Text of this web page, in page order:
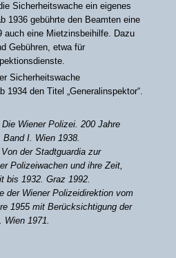
Sicherheitswache ein eigenes
1936 gebührte den Beamten eine
auch eine Mietzinsbeihilfe. Dazu
Gebühren, etwa für
Sicherheitswache
1934 den Titel „Generalinspektor“.
Wiener Polizei. 200 Jahre
I. Wien 1938.
der Stadtguardia zur
Polizeiwachen und ihre Zeit,
bis 1932. Graz 1992.
der Wiener Polizeidirektion vom
1955 mit Berücksichtigung der
Wien 1971.